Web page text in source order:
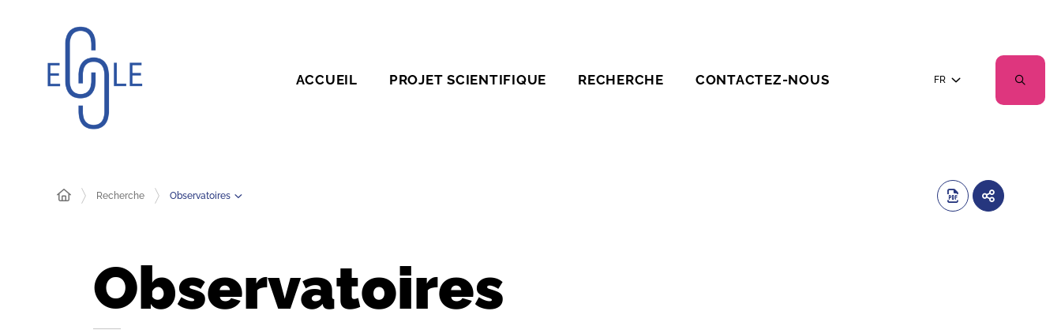
ACCUEIL PROJET SCIENTIFIQUE RECHERCHE CONTACTEZ-NOUS FR
Recherche Observatoires
Observatoires